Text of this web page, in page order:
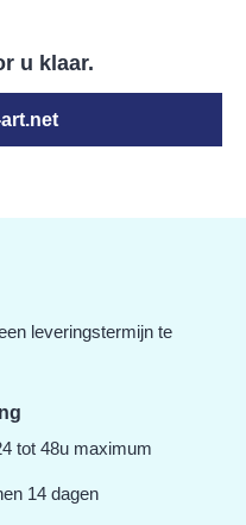
u klaar.
leveringstermijn te
tot 48u maximum
14 dagen